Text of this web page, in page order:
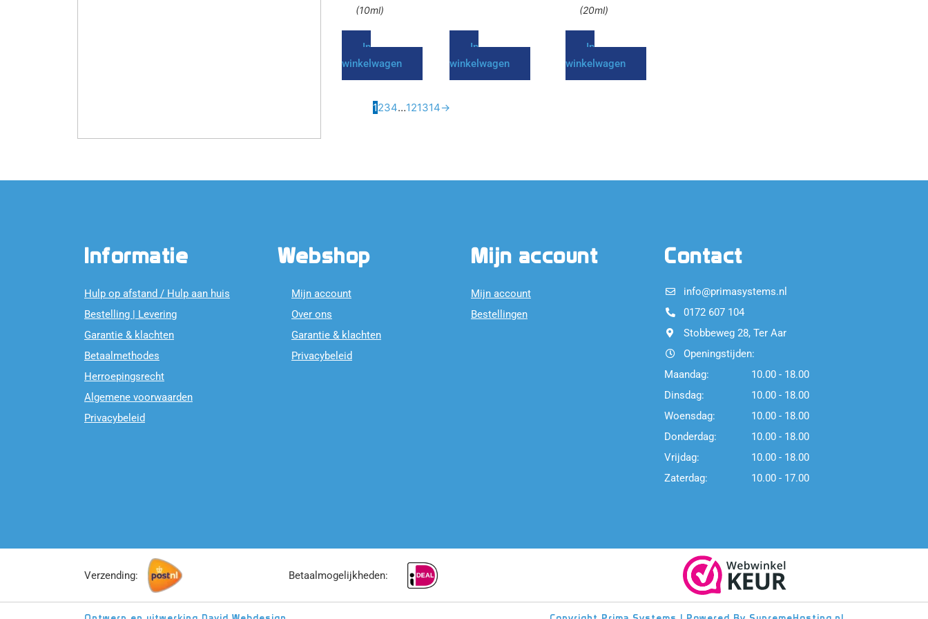
(10ml)
In
winkelwagen
In
winkelwagen
(20ml)
In
winkelwagen
1234…121314→
Informatie
Hulp op afstand / Hulp aan huis
Bestelling | Levering
Garantie & klachten
Betaalmethodes
Herroepingsrecht
Algemene voorwaarden
Privacybeleid
Webshop
Mijn account
Over ons
Garantie & klachten
Privacybeleid
Mijn account
Mijn account
Bestellingen
Contact
info@primasystems.nl
0172 607 104
Stobbeweg 28, Ter Aar
Openingstijden:
Maandag:
10.00 - 18.00
Dinsdag:
10.00 - 18.00
Woensdag:
10.00 - 18.00
Donderdag:
10.00 - 18.00
Vrijdag:
10.00 - 18.00
Zaterdag:
10.00 - 17.00
Verzending: Betaalmogelijkheden: